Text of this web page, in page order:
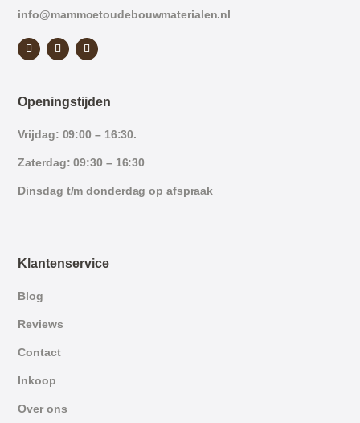
info@mammoetoudebouwmaterialen.nl
Openingstijden
Vrijdag: 09:00 – 16:30.
Zaterdag: 09:30 – 16:30
Dinsdag t/m donderdag op afspraak
Klantenservice
Blog
Reviews
Contact
Inkoop
Over ons